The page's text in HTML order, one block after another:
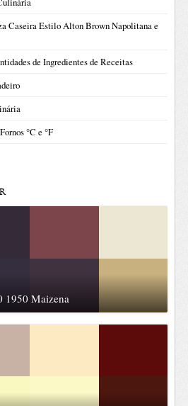
Caseira Estilo Alton Brown Napolitana e
de Ingredientes de Receitas
°C e °F
1950 Maizena